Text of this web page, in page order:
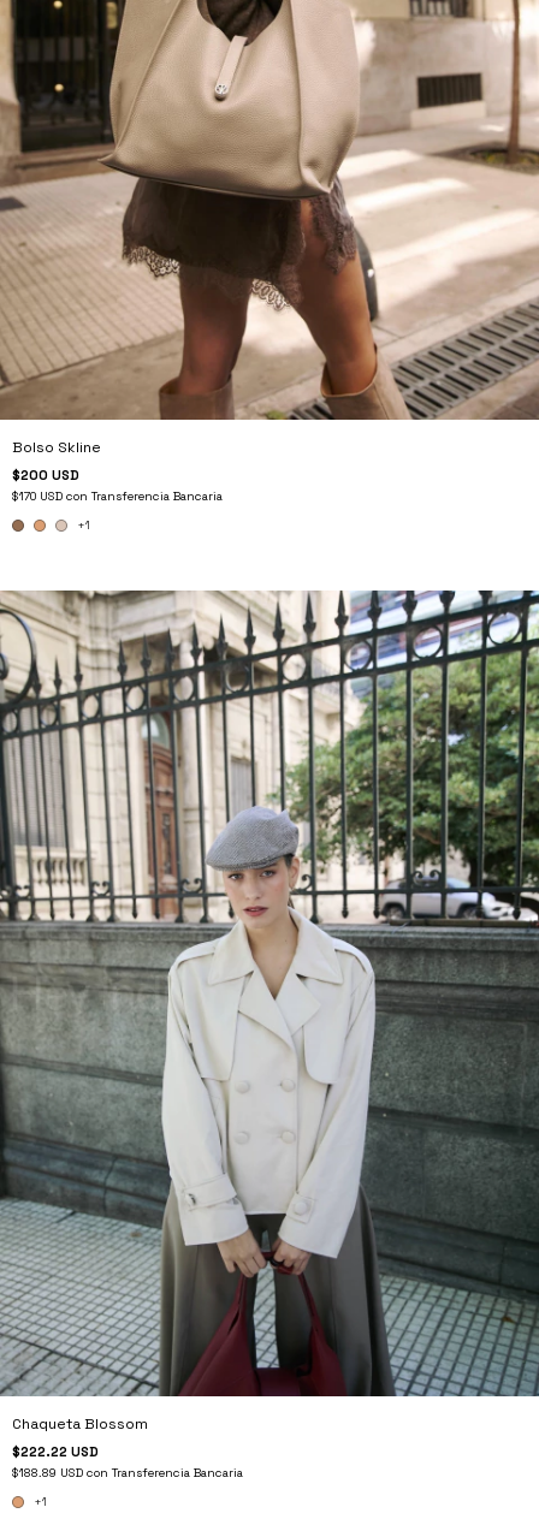
Bolso Skline
$200 USD
$170 USD con Transferencia Bancaria
+1
Chaqueta Blossom
$222.22 USD
$188.89 USD con Transferencia Bancaria
+1